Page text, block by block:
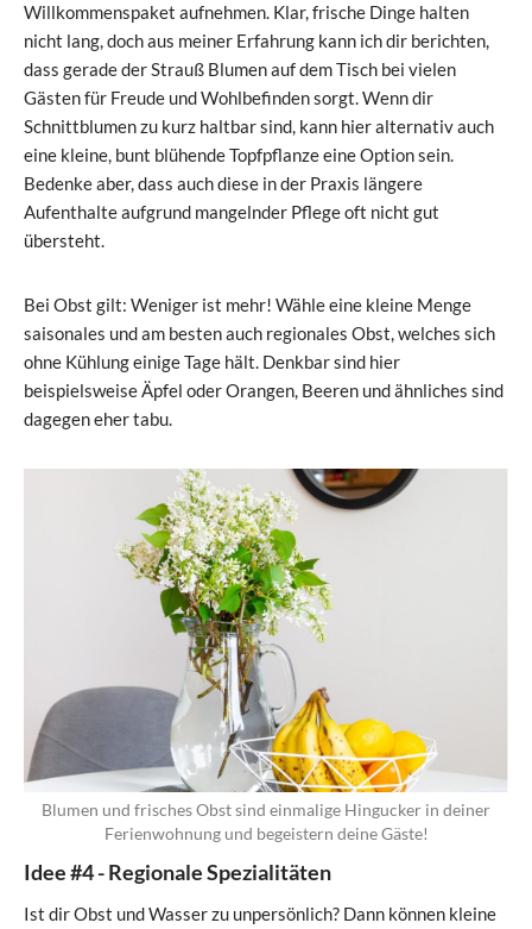
Willkommenspaket aufnehmen. Klar, frische Dinge halten
nicht lang, doch aus meiner Erfahrung kann ich dir berichten,
dass gerade der Strauß Blumen auf dem Tisch bei vielen
Gästen für Freude und Wohlbefinden sorgt. Wenn dir
Schnittblumen zu kurz haltbar sind, kann hier alternativ auch
eine kleine, bunt blühende Topfpflanze eine Option sein.
Bedenke aber, dass auch diese in der Praxis längere
Aufenthalte aufgrund mangelnder Pflege oft nicht gut
übersteht.
Bei Obst gilt: Weniger ist mehr! Wähle eine kleine Menge
saisonales und am besten auch regionales Obst, welches sich
ohne Kühlung einige Tage hält. Denkbar sind hier
beispielsweise Äpfel oder Orangen, Beeren und ähnliches sind
dagegen eher tabu.
Blumen und frisches Obst sind einmalige Hingucker in deiner
Ferienwohnung und begeistern deine Gäste!
Idee #4 - Regionale Spezialitäten
Ist dir Obst und Wasser zu unpersönlich? Dann können kleine